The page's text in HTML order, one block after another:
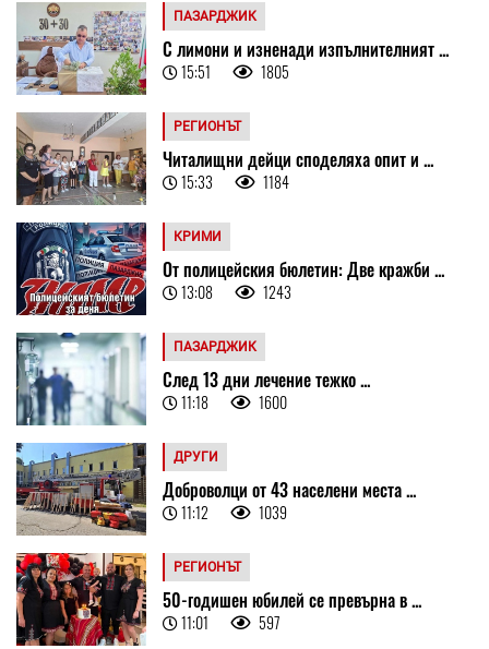
ПАЗАРДЖИК
С лимони и изненади изпълнителният ...
15:51 1805
РЕГИОНЪТ
Читалищни дейци споделяха опит и ...
15:33 1184
КРИМИ
От полицейския бюлетин: Две кражби ...
13:08 1243
ПАЗАРДЖИК
След 13 дни лечение тежко ...
11:18 1600
ДРУГИ
Доброволци от 43 населени места ...
11:12 1039
РЕГИОНЪТ
50-годишен юбилей се превърна в ...
11:01 597